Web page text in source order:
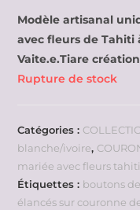
Modèle artisanal
avec fleurs de
Vaite.e.Tiare
Rupture de stock
Catégories :
blanche/ivoire,
mariée avec fleurs
Étiquettes : boutons
élancés sur couronne